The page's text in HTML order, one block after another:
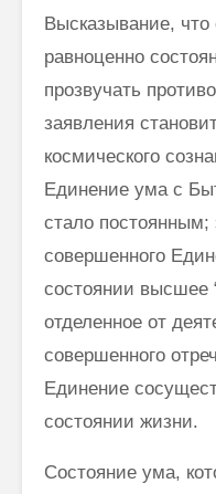
Высказывание,
равноценно
прозвучать
заявления
космического
Единение ума с
стало постоянным;
совершенного
состоянии высшее
отделенное от
совершенного
Единение
состоянии жизни.
Состояние ума,